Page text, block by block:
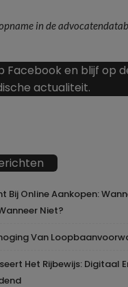
in de
Facebook en blijf op
actualiteit.
Bij Online Aankopen:
Niet?
Van
Het Rijbewijs: Digitaal